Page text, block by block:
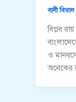
বানী বিতান
বিপ্লব
ও
অনেকের